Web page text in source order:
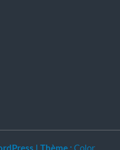
| Thème : Color